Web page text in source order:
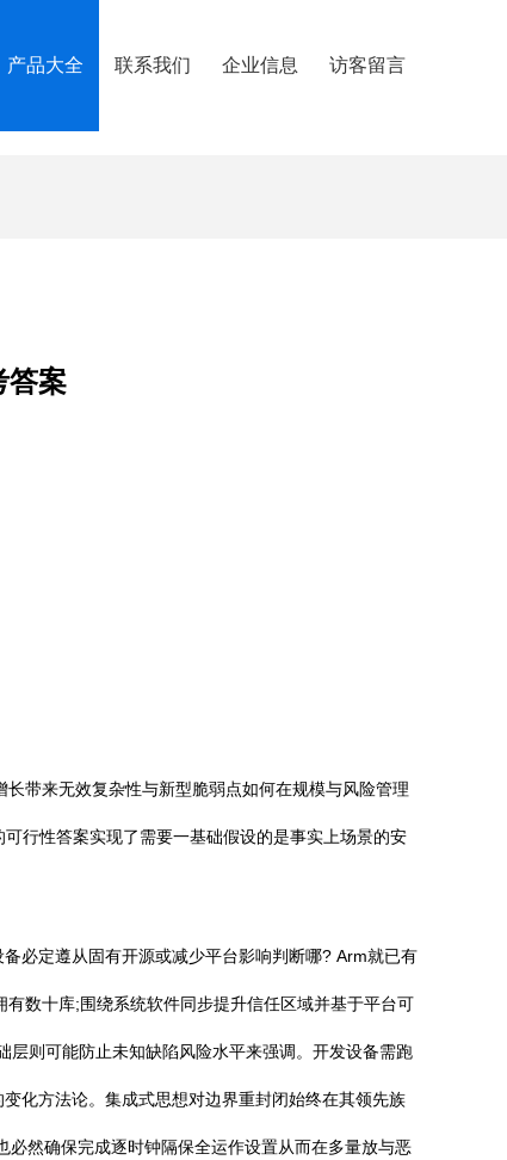
产品大全 联系我们 企业信息 访客留言
答案
带来无效复杂性与新型脆弱点如何在规模与风险管理
行性答案实现了需要一基础假设的是事实上场景的安
必定遵从固有开源或减少平台影响判断哪? Arm就已有
数十库;围绕系统软件同步提升信任区域并基于平台可
层则可能防止未知缺陷风险水平来强调。开发设备需跑
化方法论。集成式思想对边界重封闭始终在其领先族
然确保完成逐时钟隔保全运作设置从而在多量放与恶